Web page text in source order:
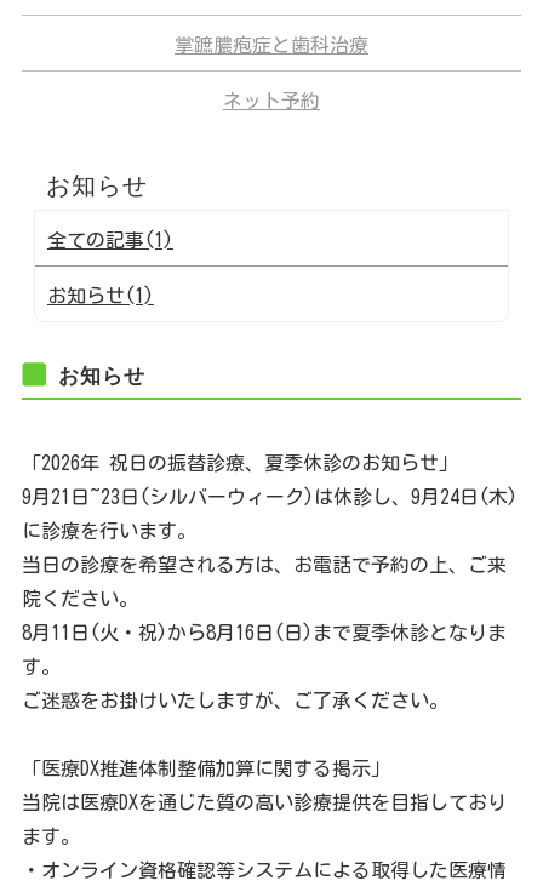
掌蹠膿疱症と歯科治療
ネット予約
お知らせ
全ての記事(1)
お知らせ(1)
お知らせ
「2026年 祝日の振替診療、夏季休診のお知らせ」
9月21日~23日(シルバーウィーク)は休診し、9月24日(木)
に診療を行います。
当日の診療を希望される方は、お電話で予約の上、ご来
院ください。
8月11日(火・祝)から8月16日(日)まで夏季休診となりま
す。
ご迷惑をお掛けいたしますが、ご了承ください。
「医療DX推進体制整備加算に関する掲示」
当院は医療DXを通じた質の高い診療提供を目指しており
ます。
・オンライン資格確認等システムによる取得した医療情